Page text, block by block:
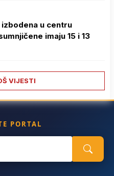
izbodena u centru
imaju 15 i 13
VIJESTI
PORTAL